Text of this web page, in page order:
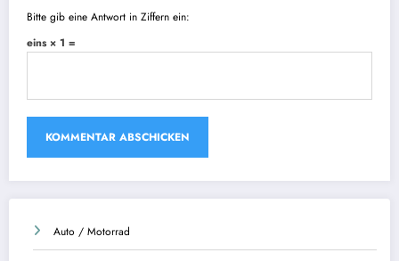
Bitte gib eine Antwort in Ziffern ein:
eins × 1 =
Auto / Motorrad